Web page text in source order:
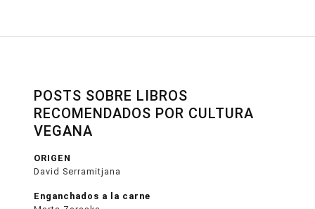
POSTS SOBRE LIBROS
RECOMENDADOS POR CULTURA
VEGANA
ORIGEN
David Serramitjana
Enganchados a la carne